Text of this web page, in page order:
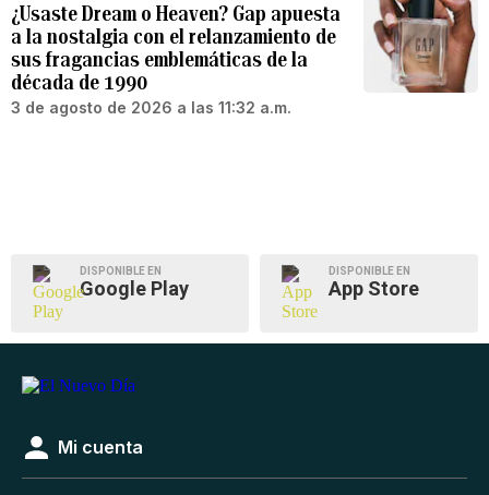
¿Usaste Dream o Heaven? Gap apuesta
a la nostalgia con el relanzamiento de
sus fragancias emblemáticas de la
década de 1990
3 de agosto de 2026 a las 11:32 a.m.
DISPONIBLE EN
Google Play
DISPONIBLE EN
App Store
Mi cuenta